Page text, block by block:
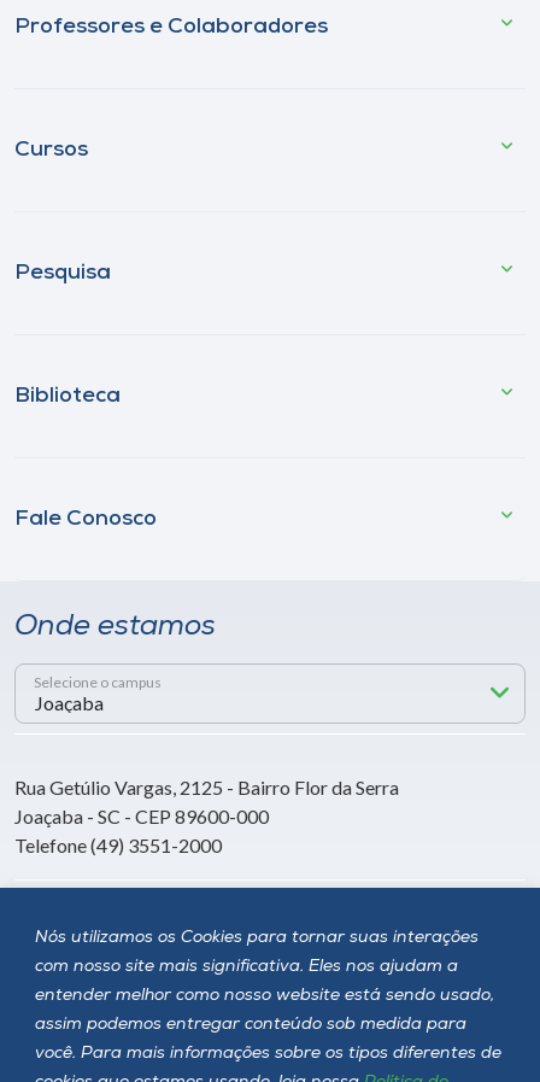
Nós utilizamos os Cookies para tornar suas interações
com nosso site mais significativa. Eles nos ajudam a
entender melhor como nosso website está sendo usado,
assim podemos entregar conteúdo sob medida para
você. Para mais informações sobre os tipos diferentes de
Professores e Colaboradores
Cursos
Pesquisa
Biblioteca
Fale Conosco
Onde estamos
Selecione o campus
Rua Getúlio Vargas, 2125 - Bairro Flor da Serra
Joaçaba - SC - CEP 89600-000
Telefone (49) 3551-2000
Siga a Unoesc